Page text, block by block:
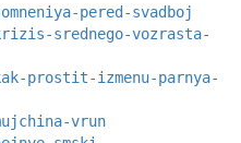
pered-svadboj
srednego-vozrasta-
prostit-izmenu-parnya-
vrun